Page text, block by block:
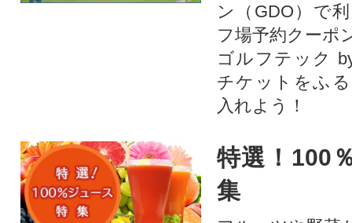
ン（GDO）で
フ場予約クーポ
ゴルフテック
チケットをふ
入れよう！
特選！100
集